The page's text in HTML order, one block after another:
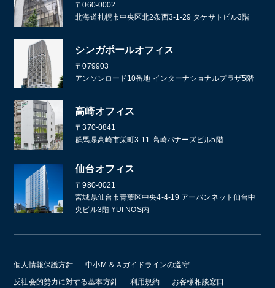
〒060-0002
北海道札幌市中央区北2条西3-1-29 タケサトビル3階
シンガポールオフィス
〒079903
アンソンロード10番地 インターナショナルプラザ5階
高崎オフィス
〒370-0841
群馬県高崎市栄町3-11 高崎バナーズビル5階
仙台オフィス
〒980-0021
宮城県仙台市青葉区中央4-4-19 アーバンネット仙台中
央ビル3階 YUI NOS内
個人情報保護方針
中小Ｍ＆Ａガイドラインの遵守
反社会的勢力に対する基本方針
利用規約
お客様相談窓口